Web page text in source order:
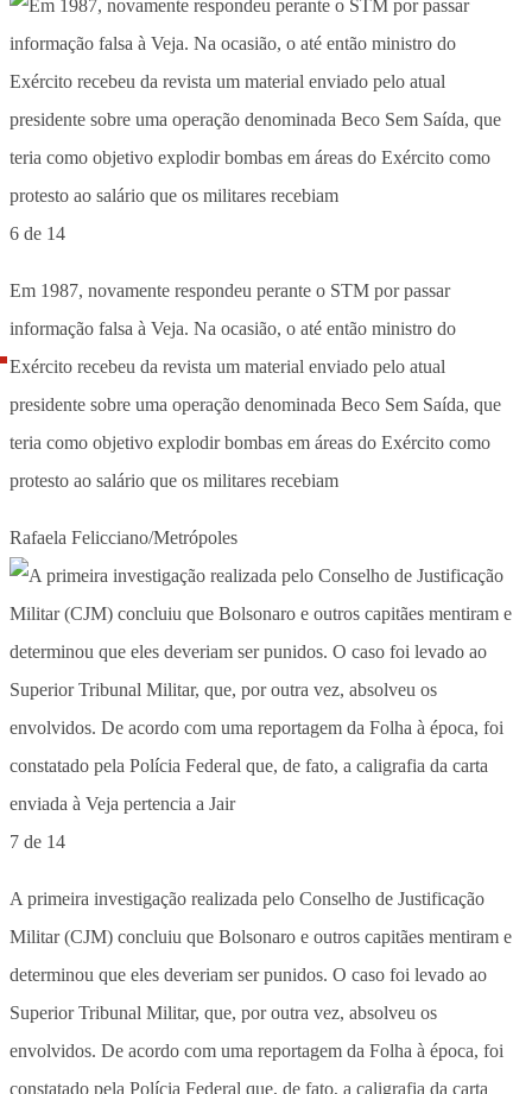
6 de 14
Em 1987, novamente respondeu perante o STM por passar
informação falsa à Veja. Na ocasião, o até então ministro do
Exército recebeu da revista um material enviado pelo atual
presidente sobre uma operação denominada Beco Sem Saída, que
teria como objetivo explodir bombas em áreas do Exército como
protesto ao salário que os militares recebiam
Rafaela Felicciano/Metrópoles
7 de 14
A primeira investigação realizada pelo Conselho de Justificação
Militar (CJM) concluiu que Bolsonaro e outros capitães mentiram e
determinou que eles deveriam ser punidos. O caso foi levado ao
Superior Tribunal Militar, que, por outra vez, absolveu os
envolvidos. De acordo com uma reportagem da Folha à época, foi
constatado pela Polícia Federal que, de fato, a caligrafia da carta